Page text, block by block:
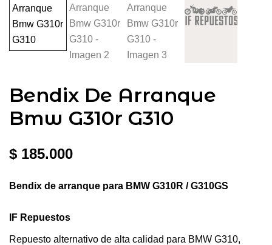
Bendix De Arranque
Bmw G310r G310
$ 185.000
Bendix de arranque para BMW G310R / G310GS
IF Repuestos
Repuesto alternativo de alta calidad para BMW G310,